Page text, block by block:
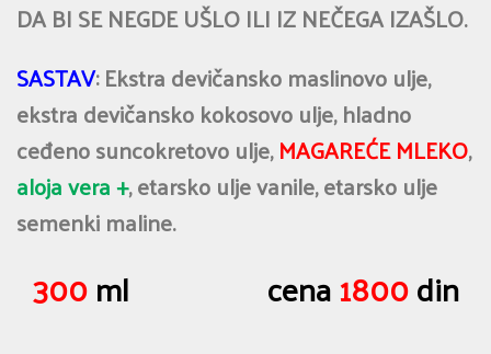
DA BI SE NEGDE UŠLO ILI IZ NEČEGA IZAŠLO.
SASTAV: Ekstra devičansko maslinovo ulje,
ekstra devičansko kokosovo ulje, hladno
ceđeno suncokretovo ulje,MAGAREĆE MLEKO,
aloja vera +, etarsko ulje vanile, etarsko ulje
semenki maline.
300ml cena1800din